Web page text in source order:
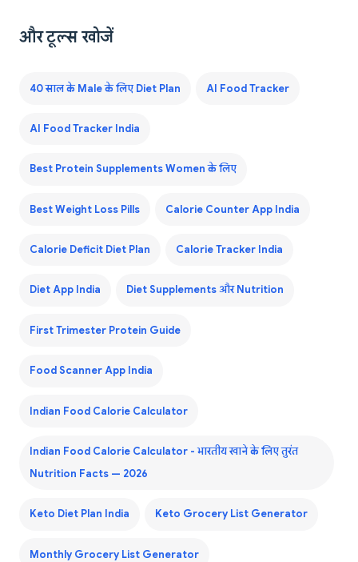
और टूल्स खोजें
40 साल के Male के लिए Diet Plan AI Food Tracker
AI Food Tracker India
Best Protein Supplements Women के लिए
Best Weight Loss Pills Calorie Counter App India
Calorie Deficit Diet Plan Calorie Tracker India
Diet App India Diet Supplements और Nutrition
First Trimester Protein Guide
Food Scanner App India
Indian Food Calorie Calculator
Indian Food Calorie Calculator - भारतीय खाने के लिए तुरंत
Nutrition Facts — 2026
Keto Diet Plan India Keto Grocery List Generator
Monthly Grocery List Generator